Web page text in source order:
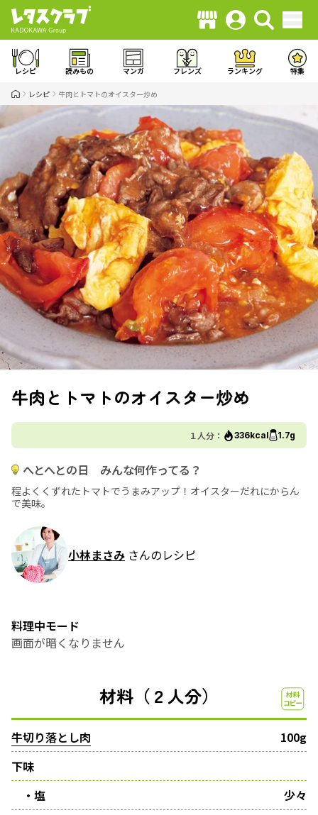
レシピ 読みもの マンガ フレンズ ランキング 特集
レシピ 牛肉とトマトのオイスター炒め
牛肉とトマトのオイスター炒め
１人分： 336kcal 1.7g
へとへとの日 みんな何作ってる？
程よくくずれたトマトでうまみアップ！オイスターだれにからん
で美味。
小林まさみ さんのレシピ
料理中モード
画面が暗くなりません
材料（２人分）
牛切り落とし肉
100g
下味
・塩
少々